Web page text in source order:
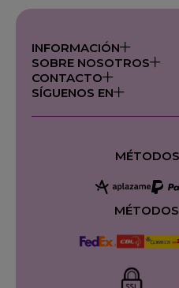
INFORMACIÓN
SOBRE NOSOTROS
CONTACTO
SÍGUENOS EN